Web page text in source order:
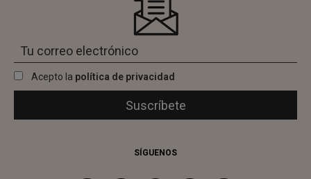
Acepto la política de privacidad
SÍGUENOS